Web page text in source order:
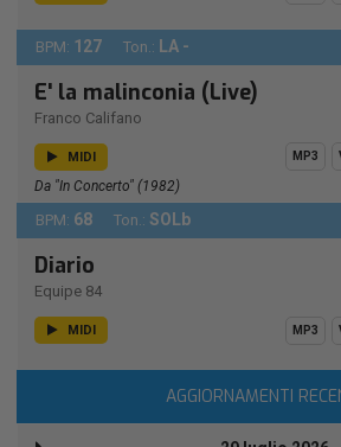
BPM: 127 Ton.: LA -
E' la malinconia (Live)
Franco Califano
MIDI MP3
Da "In Concerto" (1982)
BPM: 68 Ton.: SOLb
Diario
Equipe 84
MIDI MP3
AGGIORNAMENTI